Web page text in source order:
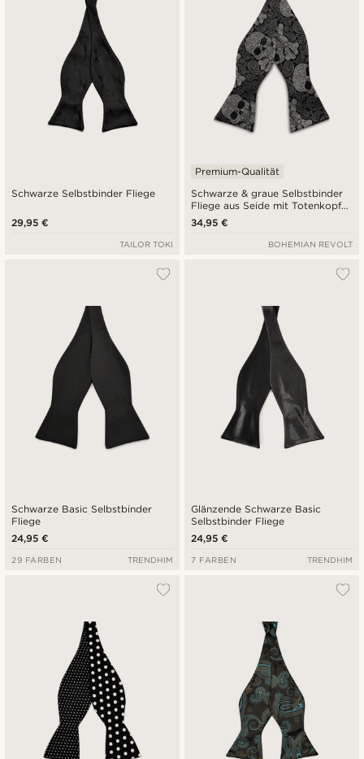
Schwarze Selbstbinder Fliege
29,95 €
TAILOR TOKI
Schwarze & graue Selbstbinder
Fliege aus Seide mit Totenkopf-
Paisleymuster
Premium-Qualität
34,95 €
BOHEMIAN REVOLT
Schwarze Basic Selbstbinder
Fliege
24,95 €
29 FARBEN TRENDHIM
Glänzende Schwarze Basic
Selbstbinder Fliege
24,95 €
7 FARBEN TRENDHIM